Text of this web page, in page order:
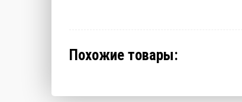
Похожие товары: